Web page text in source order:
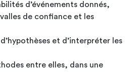
d’événements donnés,
de confiance et les
et d’interpréter les
entre elles, dans une